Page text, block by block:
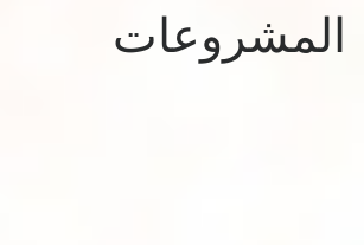
المشروعات